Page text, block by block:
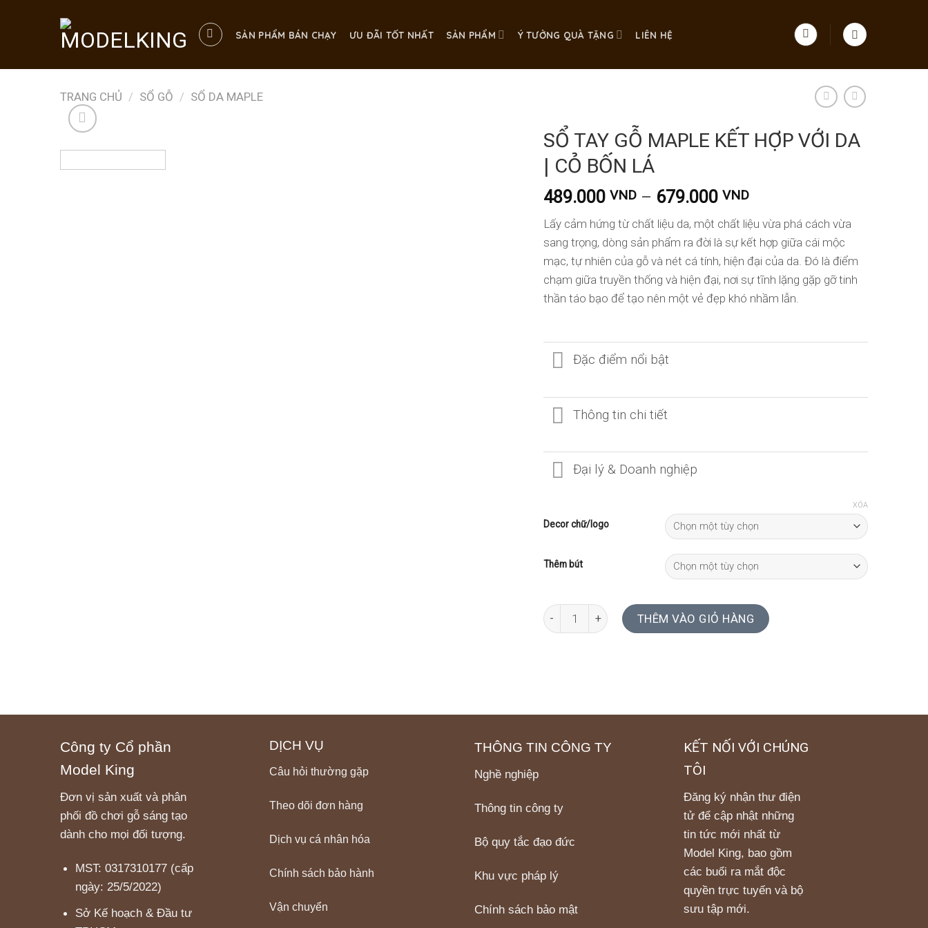
SẢN PHẨM BÁN CHẠY ƯU ĐÃI TỐT NHẤT SẢN PHẨM Ý TƯỞNG QUÀ TẶNG LIÊN HỆ
TRANG CHỦ / SỔ GỖ / SỔ DA MAPLE
SỔ TAY GỖ MAPLE KẾT HỢP VỚI DA
| CỎ BỐN LÁ
489.000 VND – 679.000 VNDKhoảng
giá:
từ
489.000 VND
đến
679.000 VND
Lấy cảm hứng từ chất liệu da, một chất liệu vừa phá cách vừa
sang trọng, dòng sản phẩm ra đời là sự kết hợp giữa cái mộc
mạc, tự nhiên của gỗ và nét cá tính, hiện đại của da. Đó là điểm
chạm giữa truyền thống và hiện đại, nơi sự tĩnh lặng gặp gỡ tinh
thần táo bạo để tạo nên một vẻ đẹp khó nhầm lẫn.
Đặc điểm nổi bật
Thông tin chi tiết
Đại lý & Doanh nghiệp
Decor chữ/logo
Thêm bút
XÓA
SỔ TAY GỖ MAPLE KẾT HỢP VỚI DA | CỎ BỐN LÁ số lượng
THÊM VÀO GIỎ HÀNG
Công ty Cổ phần
Model King
Đơn vị sản xuất và phân
phối đồ chơi gỗ sáng tạo
dành cho mọi đối tượng.
MST: 0317310177 (cấp
ngày: 25/5/2022)
Sở Kế hoạch & Đầu tư
DỊCH VỤ
Câu hỏi thường gặp
Theo dõi đơn hàng
Dịch vụ cá nhân hóa
Chính sách bảo hành
Vận chuyển
THÔNG TIN CÔNG TY
Nghề nghiệp
Thông tin công ty
Bộ quy tắc đạo đức
Khu vực pháp lý
Chính sách bảo mật
KẾT NỐI VỚI CHÚNG
TÔI
Đăng ký nhận thư điện
tử để cập nhật những
tin tức mới nhất từ
Model King, bao gồm
các buổi ra mắt độc
quyền trực tuyến và bộ
sưu tập mới.